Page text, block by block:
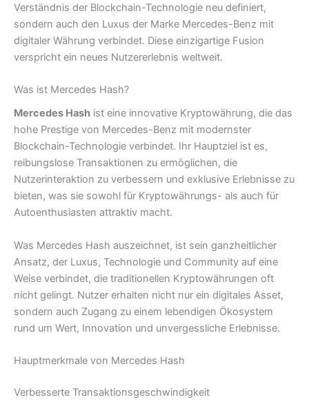
Verständnis der Blockchain-Technologie neu definiert,
sondern auch den Luxus der Marke Mercedes-Benz mit
digitaler Währung verbindet. Diese einzigartige Fusion
verspricht ein neues Nutzererlebnis weltweit.
Was ist Mercedes Hash?
Mercedes Hash ist eine innovative Kryptowährung, die das
hohe Prestige von Mercedes-Benz mit modernster
Blockchain-Technologie verbindet. Ihr Hauptziel ist es,
reibungslose Transaktionen zu ermöglichen, die
Nutzerinteraktion zu verbessern und exklusive Erlebnisse zu
bieten, was sie sowohl für Kryptowährungs- als auch für
Autoenthusiasten attraktiv macht.
Was Mercedes Hash auszeichnet, ist sein ganzheitlicher
Ansatz, der Luxus, Technologie und Community auf eine
Weise verbindet, die traditionellen Kryptowährungen oft
nicht gelingt. Nutzer erhalten nicht nur ein digitales Asset,
sondern auch Zugang zu einem lebendigen Ökosystem
rund um Wert, Innovation und unvergessliche Erlebnisse.
Hauptmerkmale von Mercedes Hash
Verbesserte Transaktionsgeschwindigkeit